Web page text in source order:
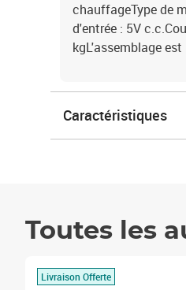
chauffageType de
d'entrée : 5V
kgL'assemblage est
Caractéristiques
Toutes les
Livraison Offerte